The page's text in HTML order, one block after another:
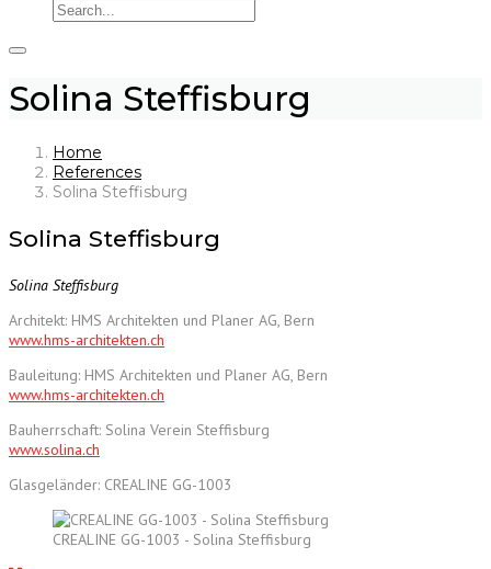
Solina Steffisburg
Home
References
Solina Steffisburg
Solina Steffisburg
Solina Steffisburg
Architekt: HMS Architekten und Planer AG, Bern
www.hms-architekten.ch
Bauleitung: HMS Architekten und Planer AG, Bern
www.hms-architekten.ch
Bauherrschaft: Solina Verein Steffisburg
www.solina.ch
Glasgeländer: CREALINE GG-1003
CREALINE GG-1003 - Solina Steffisburg